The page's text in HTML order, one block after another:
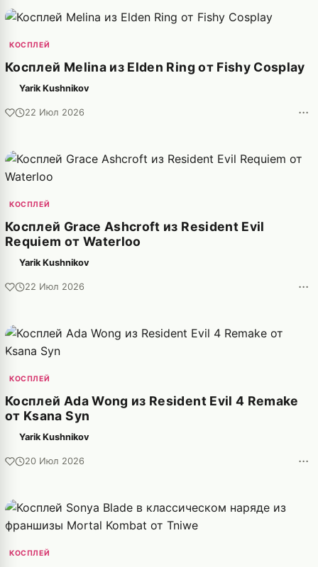
КОСПЛЕЙ
Косплей Melina из Elden Ring от Fishy Cosplay
Yarik Kushnikov
22 Июл 2026 ···
КОСПЛЕЙ
Косплей Grace Ashcroft из Resident Evil
Requiem от Waterloo
Yarik Kushnikov
22 Июл 2026 ···
КОСПЛЕЙ
Косплей Ada Wong из Resident Evil 4 Remake
от Ksana Syn
Yarik Kushnikov
20 Июл 2026 ···
КОСПЛЕЙ